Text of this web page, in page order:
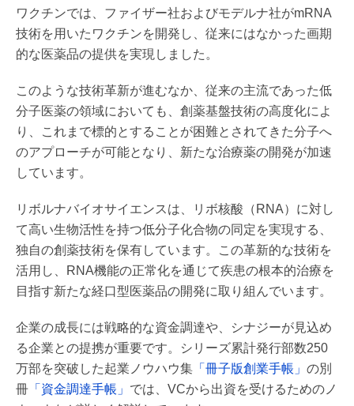
ワクチンでは、ファイザー社およびモデルナ社がmRNA
技術を用いたワクチンを開発し、従来にはなかった画期
的な医薬品の提供を実現しました。
このような技術革新が進むなか、従来の主流であった低
分子医薬の領域においても、創薬基盤技術の高度化によ
り、これまで標的とすることが困難とされてきた分子へ
のアプローチが可能となり、新たな治療薬の開発が加速
しています。
リボルナバイオサイエンスは、リボ核酸（RNA）に対し
て高い生物活性を持つ低分子化合物の同定を実現する、
独自の創薬技術を保有しています。この革新的な技術を
活用し、RNA機能の正常化を通じて疾患の根本的治療を
目指す新たな経口型医薬品の開発に取り組んでいます。
企業の成長には戦略的な資金調達や、シナジーが見込め
る企業との提携が重要です。シリーズ累計発行部数250
万部を突破した起業ノウハウ集 「冊子版創業手帳」 の別
冊 「資金調達手帳」 では、VCから出資を受けるためのノ